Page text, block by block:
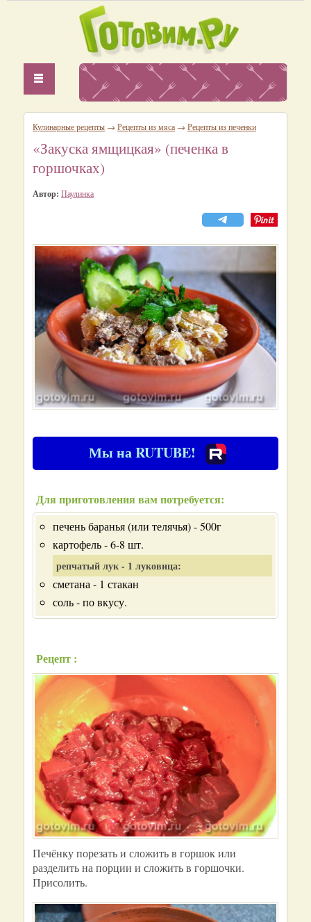
Кулинарные рецепты → Рецепты из мяса → Рецепты из печенки
«Закуска ямщицкая» (печенка в
горшочках)
Автор: Паулинка
Мы на RUTUBE!
Для приготовления вам потребуется:
печень баранья (или телячья) - 500г
картофель - 6-8 шт.
репчатый лук - 1 луковица:
сметана - 1 стакан
соль - по вкусу.
Рецепт :
Печёнку порезать и сложить в горшок или
разделить на порции и сложить в горшочки.
Присолить.